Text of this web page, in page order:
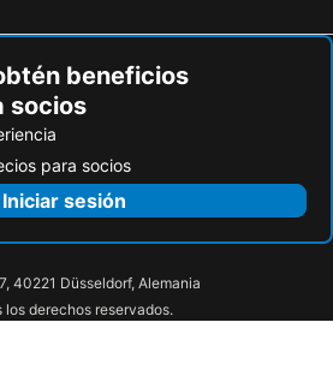
beneficios
socios
para socios
Iniciar sesión
40221 Düsseldorf, Alemania
derechos reservados.